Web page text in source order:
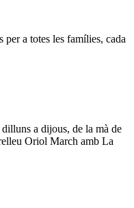
per a totes les famílies, cada
a dijous, de la mà de
Oriol March amb La